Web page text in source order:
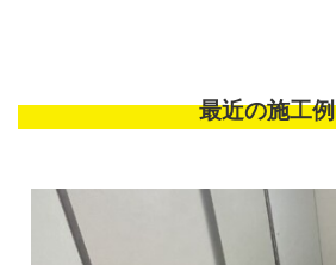
最近の施工例